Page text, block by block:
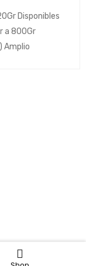
Disponibles
a 800Gr
Amplio